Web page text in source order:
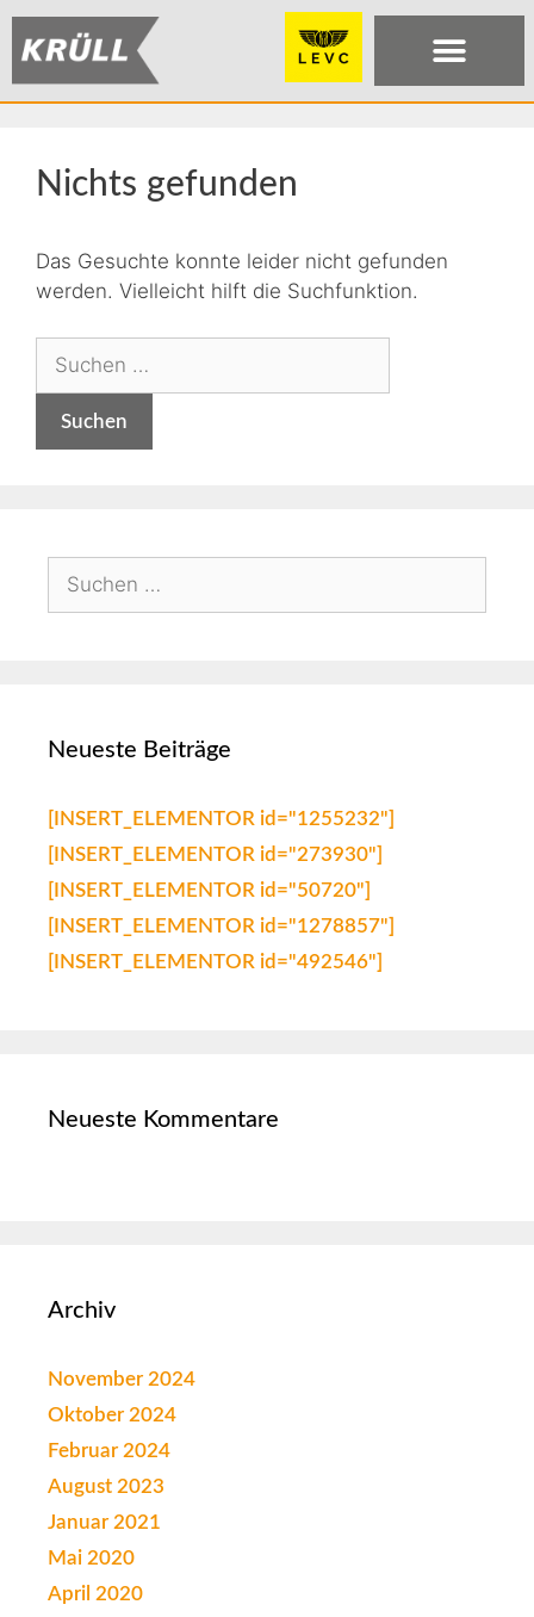
Nichts gefunden
Das Gesuchte konnte leider nicht gefunden
werden. Vielleicht hilft die Suchfunktion.
Neueste Beiträge
[INSERT_ELEMENTOR id="1255232"]
[INSERT_ELEMENTOR id="273930"]
[INSERT_ELEMENTOR id="50720"]
[INSERT_ELEMENTOR id="1278857"]
[INSERT_ELEMENTOR id="492546"]
Neueste Kommentare
Archiv
November 2024
Oktober 2024
Februar 2024
August 2023
Januar 2021
Mai 2020
April 2020